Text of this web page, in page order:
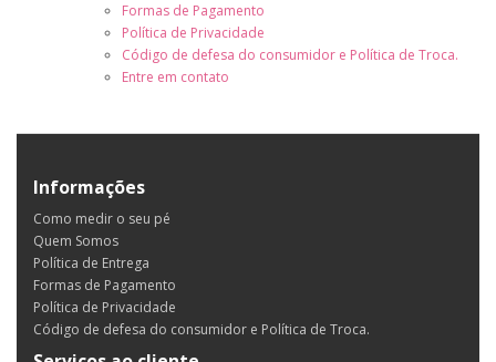
Formas de Pagamento
Política de Privacidade
Código de defesa do consumidor e Política de Troca.
Entre em contato
Informações
Como medir o seu pé
Quem Somos
Política de Entrega
Formas de Pagamento
Política de Privacidade
Código de defesa do consumidor e Política de Troca.